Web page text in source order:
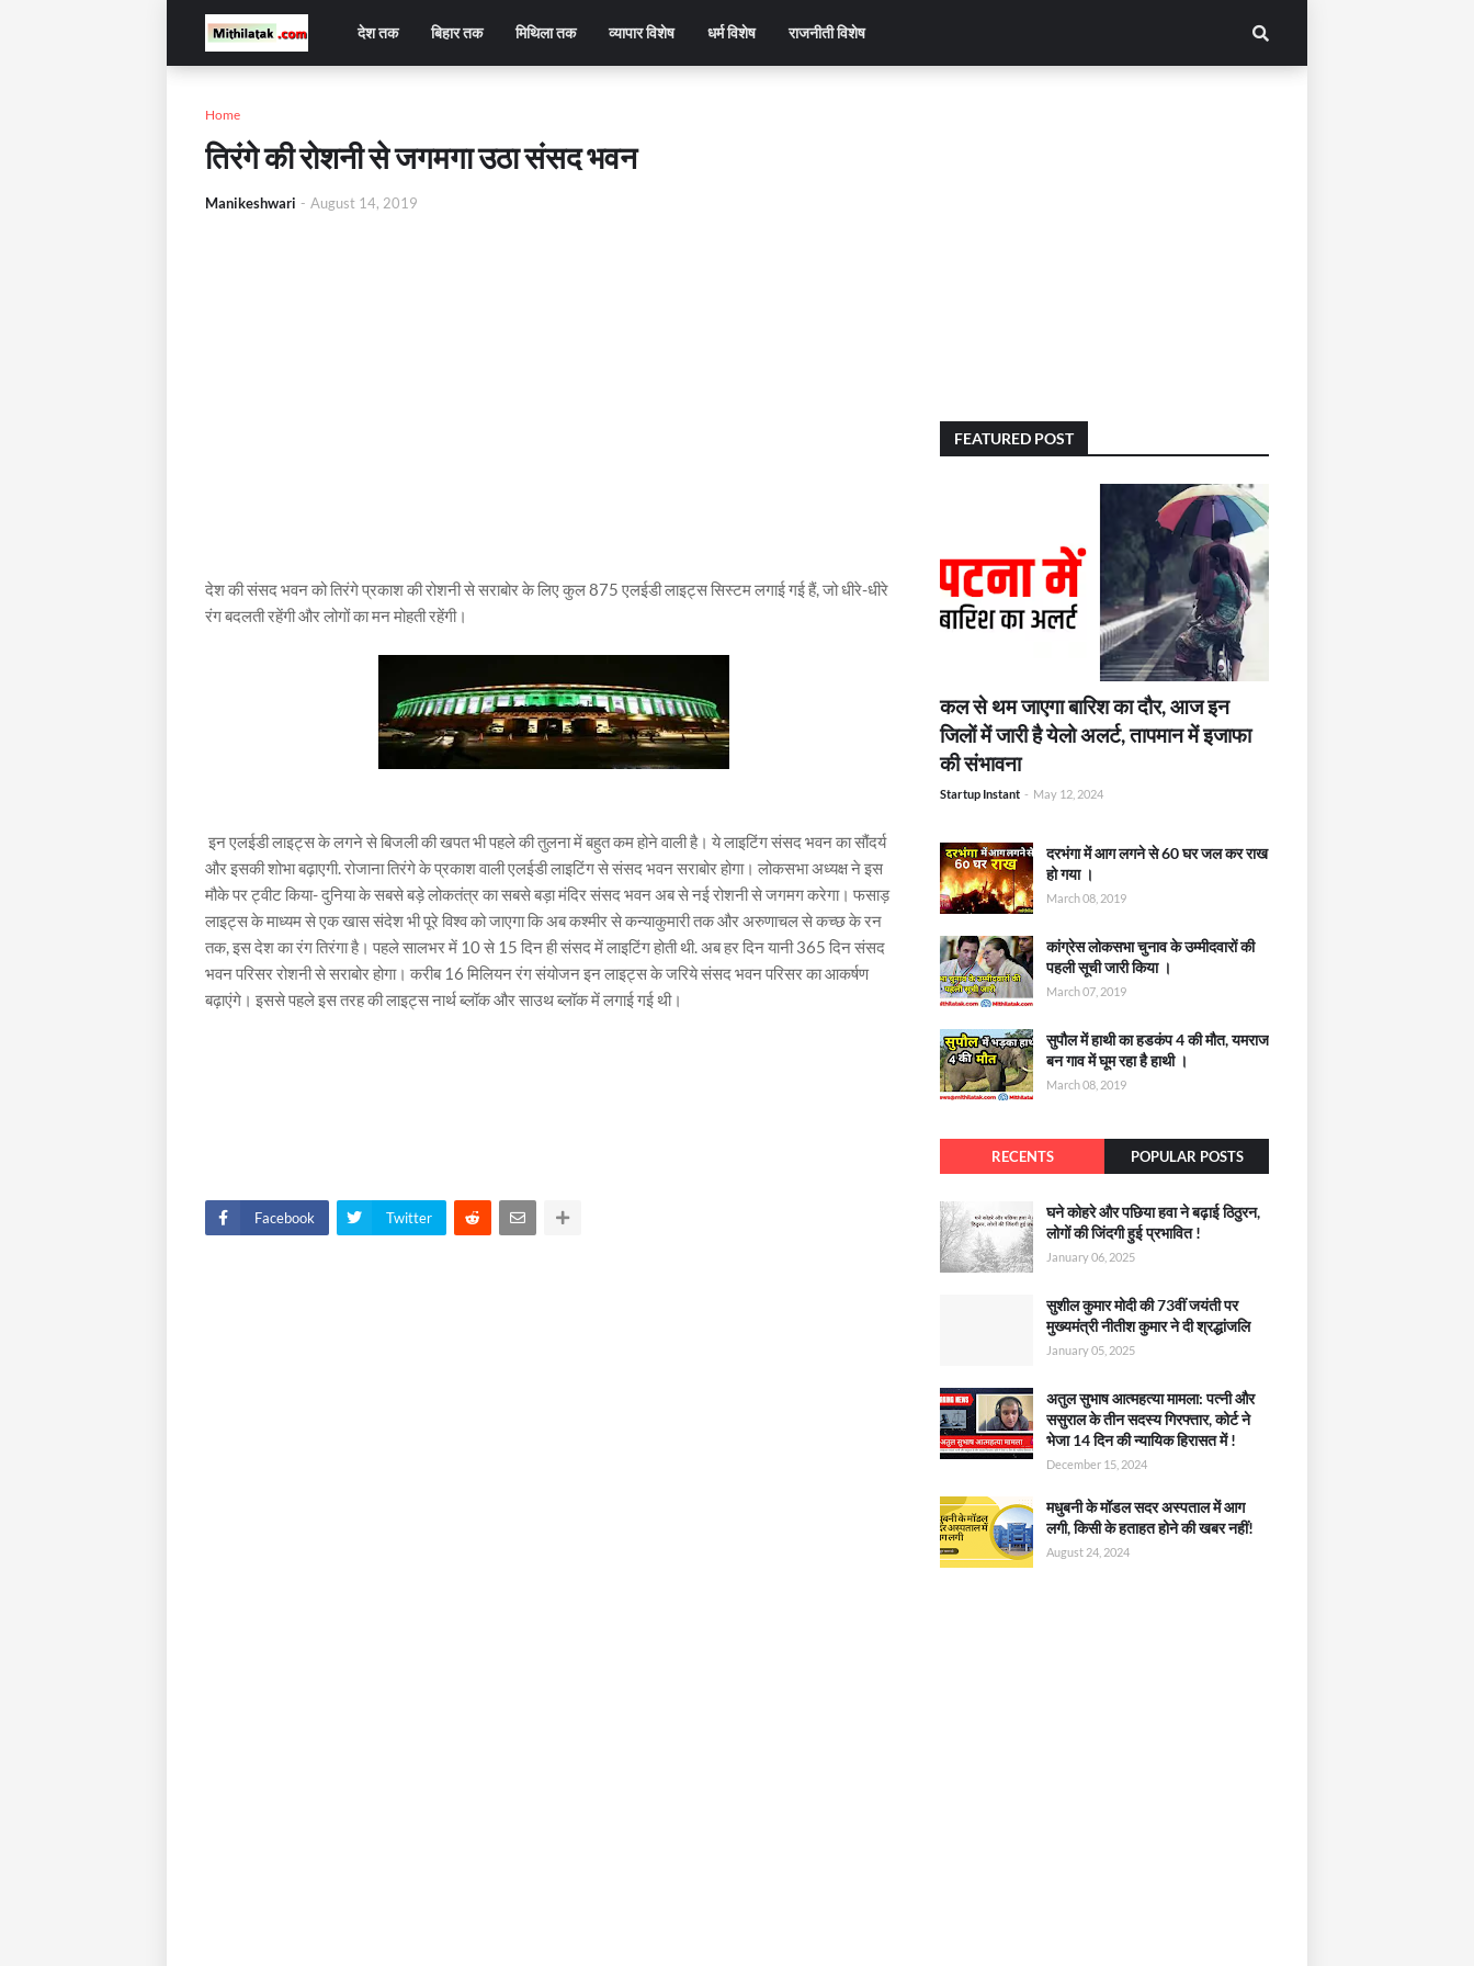
देश तक बिहार तक मिथिला तक व्यापार विशेष धर्म विशेष राजनीती विशेष
Home
तिरंगे की रोशनी से जगमगा उठा संसद भवन
Manikeshwari - August 14, 2019
देश की संसद भवन को तिरंगे प्रकाश की रोशनी से सराबोर के लिए कुल 875 एलईडी लाइट्स सिस्टम लगाई गई हैं, जो धीरे-धीरे
रंग बदलती रहेंगी और लोगों का मन मोहती रहेंगी।
इन एलईडी लाइट्स के लगने से बिजली की खपत भी पहले की तुलना में बहुत कम होने वाली है। ये लाइटिंग संसद भवन का सौंदर्य
और इसकी शोभा बढ़ाएगी. रोजाना तिरंगे के प्रकाश वाली एलईडी लाइटिंग से संसद भवन सराबोर होगा। लोकसभा अध्यक्ष ने इस
मौके पर ट्वीट किया- दुनिया के सबसे बड़े लोकतंत्र का सबसे बड़ा मंदिर संसद भवन अब से नई रोशनी से जगमग करेगा। फसाड़
लाइट्स के माध्यम से एक खास संदेश भी पूरे विश्व को जाएगा कि अब कश्मीर से कन्याकुमारी तक और अरुणाचल से कच्छ के रन
तक, इस देश का रंग तिरंगा है। पहले सालभर में 10 से 15 दिन ही संसद में लाइटिंग होती थी. अब हर दिन यानी 365 दिन संसद
भवन परिसर रोशनी से सराबोर होगा। करीब 16 मिलियन रंग संयोजन इन लाइट्स के जरिये संसद भवन परिसर का आकर्षण
बढ़ाएंगे। इससे पहले इस तरह की लाइट्स नार्थ ब्लॉक और साउथ ब्लॉक में लगाई गई थी।
Facebook Twitter
FEATURED POST
कल से थम जाएगा बारिश का दौर, आज इन
जिलों में जारी है येलो अलर्ट, तापमान में इजाफा
की संभावना
Startup Instant - May 12, 2024
दरभंगा में आग लगने से 60 घर जल कर राख
हो गया ।
March 08, 2019
कांग्रेस लोकसभा चुनाव के उम्मीदवारों की
पहली सूची जारी किया ।
March 07, 2019
सुपौल में हाथी का हडकंप 4 की मौत, यमराज
बन गाव में घूम रहा है हाथी ।
March 08, 2019
RECENTS POPULAR POSTS
घने कोहरे और पछिया हवा ने बढ़ाई ठिठुरन,
लोगों की जिंदगी हुई प्रभावित !
January 06, 2025
सुशील कुमार मोदी की 73वीं जयंती पर
मुख्यमंत्री नीतीश कुमार ने दी श्रद्धांजलि
January 05, 2025
अतुल सुभाष आत्महत्या मामला: पत्नी और
ससुराल के तीन सदस्य गिरफ्तार, कोर्ट ने
भेजा 14 दिन की न्यायिक हिरासत में !
December 15, 2024
मधुबनी के मॉडल सदर अस्पताल में आग
लगी, किसी के हताहत होने की खबर नहीं!
August 24, 2024